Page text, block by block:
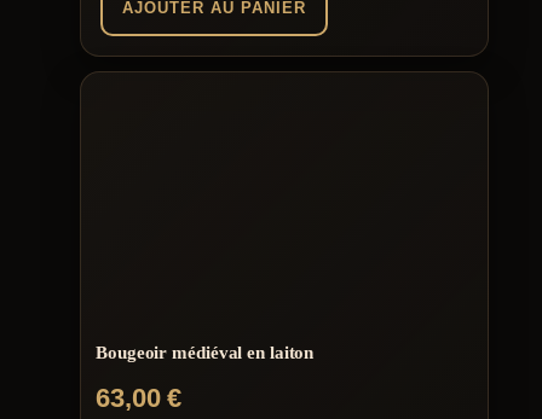
AJOUTER AU PANIER
Bougeoir médiéval en laiton
63,00€